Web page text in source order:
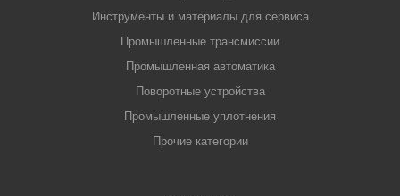
Инструменты и материалы для сервиса
Промышленные трансмиссии
Промышленная автоматика
Поворотные устройства
Промышленные уплотнения
Прочие категории